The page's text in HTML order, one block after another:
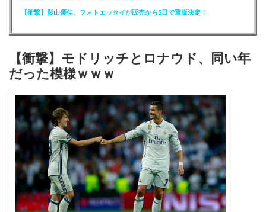
【衝撃】影山優佳、フォトエッセイが販売から5日で重版決定！
【衝撃】モドリッチとロナウド、同い年
だった模様ｗｗｗ